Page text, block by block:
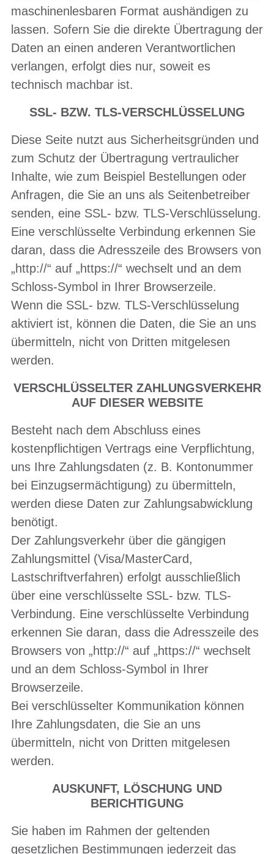
maschinenlesbaren Format aushändigen zu
lassen. Sofern Sie die direkte Übertragung der
Daten an einen anderen Verantwortlichen
verlangen, erfolgt dies nur, soweit es
technisch machbar ist.
SSL- BZW. TLS-VERSCHLÜSSELUNG
Diese Seite nutzt aus Sicherheitsgründen und
zum Schutz der Übertragung vertraulicher
Inhalte, wie zum Beispiel Bestellungen oder
Anfragen, die Sie an uns als Seitenbetreiber
senden, eine SSL- bzw. TLS-Verschlüsselung.
Eine verschlüsselte Verbindung erkennen Sie
daran, dass die Adresszeile des Browsers von
„http://“ auf „https://“ wechselt und an dem
Schloss-Symbol in Ihrer Browserzeile.
Wenn die SSL- bzw. TLS-Verschlüsselung
aktiviert ist, können die Daten, die Sie an uns
übermitteln, nicht von Dritten mitgelesen
werden.
VERSCHLÜSSELTER ZAHLUNGSVERKEHR
AUF DIESER WEBSITE
Besteht nach dem Abschluss eines
kostenpflichtigen Vertrags eine Verpflichtung,
uns Ihre Zahlungsdaten (z. B. Kontonummer
bei Einzugsermächtigung) zu übermitteln,
werden diese Daten zur Zahlungsabwicklung
benötigt.
Der Zahlungsverkehr über die gängigen
Zahlungsmittel (Visa/MasterCard,
Lastschriftverfahren) erfolgt ausschließlich
über eine verschlüsselte SSL- bzw. TLS-
Verbindung. Eine verschlüsselte Verbindung
erkennen Sie daran, dass die Adresszeile des
Browsers von „http://“ auf „https://“ wechselt
und an dem Schloss-Symbol in Ihrer
Browserzeile.
Bei verschlüsselter Kommunikation können
Ihre Zahlungsdaten, die Sie an uns
übermitteln, nicht von Dritten mitgelesen
werden.
AUSKUNFT, LÖSCHUNG UND
BERICHTIGUNG
Sie haben im Rahmen der geltenden
gesetzlichen Bestimmungen jederzeit das